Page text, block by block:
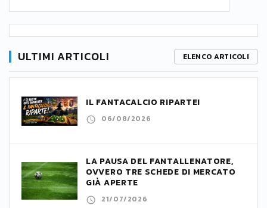
ULTIMI ARTICOLI ELENCO ARTICOLI
IL FANTACALCIO RIPARTE!
06/08/2026
LA PAUSA DEL FANTALLENATORE,
OVVERO TRE SCHEDE DI MERCATO
GIÀ APERTE
21/07/2026